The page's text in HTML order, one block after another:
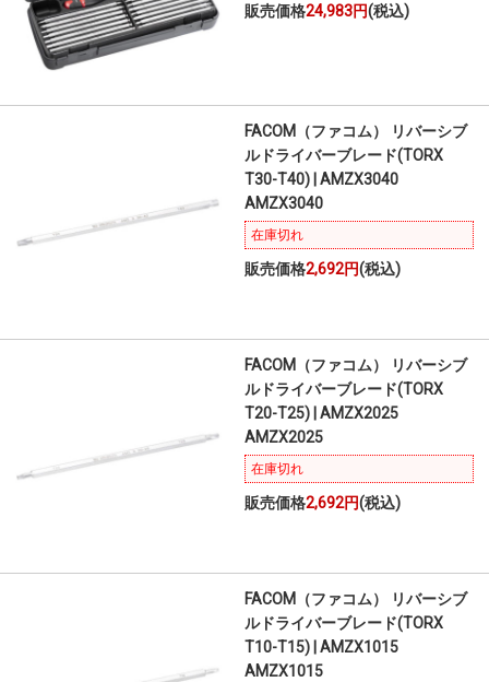
販売価格24,983円(税込)
FACOM（ファコム） リバーシブ
ルドライバーブレード(TORX
T30-T40) | AMZX3040
AMZX3040
在庫切れ
販売価格2,692円(税込)
FACOM（ファコム） リバーシブ
ルドライバーブレード(TORX
T20-T25) | AMZX2025
AMZX2025
在庫切れ
販売価格2,692円(税込)
FACOM（ファコム） リバーシブ
ルドライバーブレード(TORX
T10-T15) | AMZX1015
AMZX1015